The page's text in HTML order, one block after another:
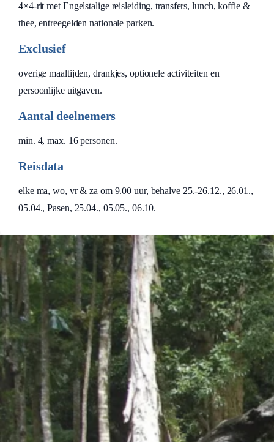
4×4-rit met Engelstalige reisleiding, transfers, lunch, koffie &
thee, entreegelden nationale parken.
Exclusief
overige maaltijden, drankjes, optionele activiteiten en
persoonlijke uitgaven.
Aantal deelnemers
min. 4, max. 16 personen.
Reisdata
elke ma, wo, vr & za om 9.00 uur, behalve 25.-26.12., 26.01.,
05.04., Pasen, 25.04., 05.05., 06.10.